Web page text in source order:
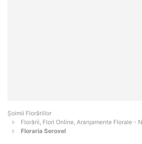
Șoimii Florăriilor
Florării, Flori Online, Aranjamente Florale -
Floraria Serovel